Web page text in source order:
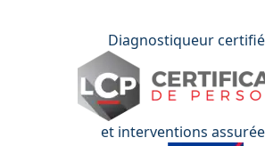
Diagnostiqueur
et interventions